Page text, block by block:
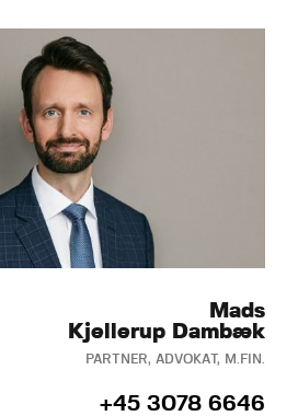
Mads
Kjellerup Dambæk
PARTNER, ADVOKAT, M.FIN.
+45 3078 6646